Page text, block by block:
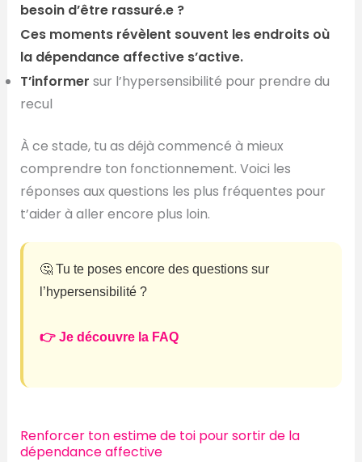
besoin d’être rassuré.e ?
Ces moments révèlent souvent les endroits où
la dépendance affective s’active.
T’informer sur l’hypersensibilité pour prendre du
recul
À ce stade, tu as déjà commencé à mieux
comprendre ton fonctionnement. Voici les
réponses aux questions les plus fréquentes pour
t’aider à aller encore plus loin.
🤔 Tu te poses encore des questions sur
l’hypersensibilité ?
👉 Je découvre la FAQ
Renforcer ton estime de toi pour sortir de la
dépendance affective